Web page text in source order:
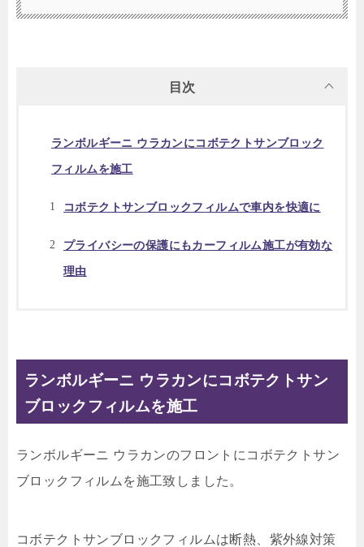
目次
ランボルギーニ ウラカンにコボテクトサンブロック
フィルムを施工
コボテクトサンブロックフィルムで車内を快適に
プライバシーの保護にもカーフィルム施工が有効な
理由
ランボルギーニ ウラカンにコボテクトサン
ブロックフィルムを施工
ランボルギーニ ウラカンのフロントにコボテクトサン
ブロックフィルムを施工致しました。
コボテクトサンブロックフィルムは断熱 、紫外線対策